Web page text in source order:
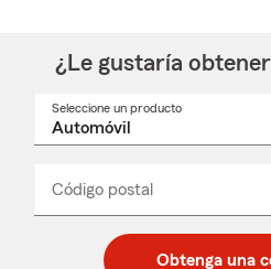
¿Le gustaría
Seleccione un producto
desplegable
Código postal
_____
Obtenga una